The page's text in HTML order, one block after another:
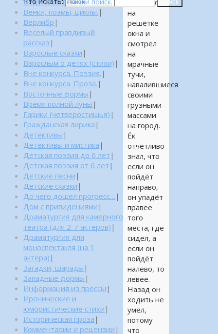
Поиск
Ёк сидел
на
решётке
окна и
смотрел
на
мрачные
тучи,
навалившиеся
своими
грузными
массами
на город.
Ёк
отчётливо
знал, что
если он
пойдёт
направо,
он упадёт
правее
того
места, где
сидел, а
если он
пойдёт
налево, то
левее.
Назад он
ходить не
умел,
потому
что
Венки, поэмы, циклы. |
Верлибр |
Веселый правдивый
рассказ |
Взрослые сказки |
Взрослым о детях (стихи) |
Вне конкурса. Поэзия. |
Вне конкурса. Проза. |
Восточные формы |
Время полной луны |
Гарики (четверостишья) |
Гражданская лирика |
Детективы |
Детективы и мистика |
Детская поэзия до 6 лет |
Детская поэзия от 6 лет |
Детские песни |
Детские сказки |
До чего дошел прогресс… |
Дом с привидениями |
Драматургия для камерного
театра (для 2-7 актеров) |
Драматургия для
моноспектакля (на 1
актера) |
Загадки, шарады |
Западные формы |
Информация из прессы |
Иронические и
юмористические стихи |
Историческая проза |
Комментарии и рецензии |